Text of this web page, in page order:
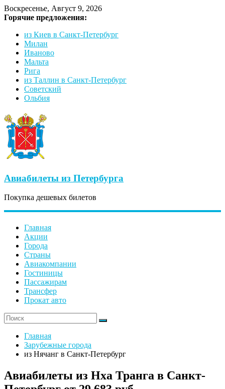
Воскресенье, Август 9, 2026
Горячие предложения:
из Киев в Санкт-Петербург
Милан
Иваново
Мальта
Рига
из Таллин в Санкт-Петербург
Советский
Ольбия
Авиабилеты из Петербурга
Покупка дешевых билетов
Главная
Акции
Города
Страны
Авиакомпании
Гостиницы
Пассажирам
Трансфер
Прокат авто
Главная
Зарубежные города
из Нячанг в Санкт-Петербург
Авиабилеты из Нха Транга в Санкт-